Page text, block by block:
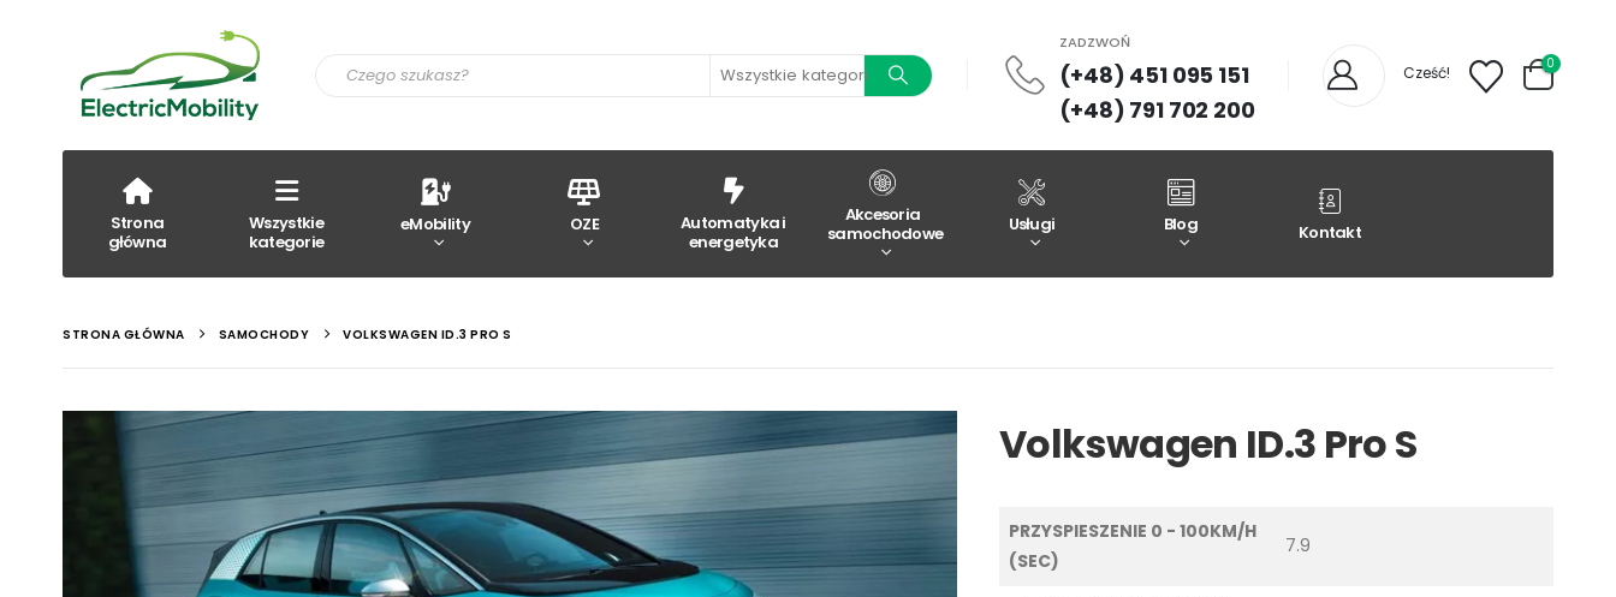
Wszystkie kategorie
ZADZWOŃ
(+48) 451 095 151
(+48) 791 702 200
Cześć! 0
Strona
główna
Wszystkie
kategorie
eMobility OZE
Automatyka i
energetyka
Akcesoria
samochodowe
Usługi Blog Kontakt
STRONA GŁÓWNA SAMOCHODY VOLKSWAGEN ID.3 PRO S
Volkswagen ID.3 Pro S
PRZYSPIESZENIE 0 - 100KM/H
(SEC)
7.9